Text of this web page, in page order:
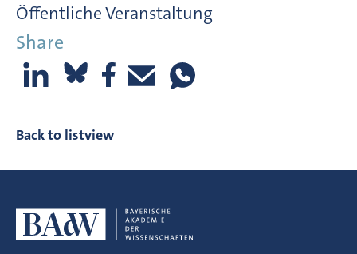
Öffentliche Veranstaltung
Share
Back to listview